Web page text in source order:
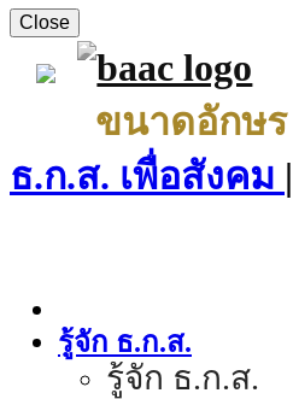
Close
ขนาดอักษร
ธ.ก.ส. เพื่อสังคม |
รู้จัก ธ.ก.ส.
รู้จัก ธ.ก.ส.